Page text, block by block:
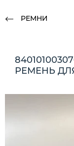
РЕМНИ
РЕМЕНЬ ДЛЯ